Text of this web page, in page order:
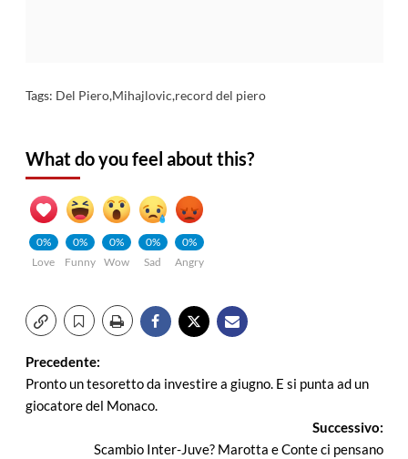
Tags: Del Piero,Mihajlovic,record del piero
What do you feel about this?
0%
Love
0%
Funny
0%
Wow
0%
Sad
0%
Angry
Navigazione
articolo
Precedente:
Pronto un tesoretto da investire a giugno. E si punta ad un
giocatore del Monaco.
Successivo:
Scambio Inter-Juve? Marotta e Conte ci pensano